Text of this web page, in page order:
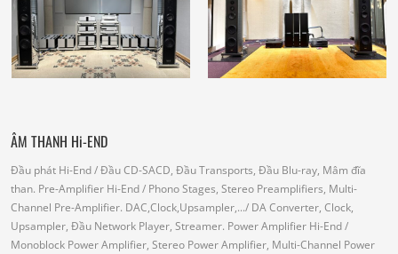
ÂM THANH Hi-END
Đầu phát Hi-End/ Đầu CD-SACD, Đầu Transports, Đầu Blu-ray, Mâm đĩa
than. Pre-Amplifier Hi-End/ Phono Stages, Stereo Preamplifiers, Multi-
Channel Pre-Amplifier. DAC,Clock,Upsampler,.../ DA Converter, Clock,
Upsampler, Đầu Network Player, Streamer. Power Amplifier Hi-End/
Monoblock Power Amplifier, Stereo Power Amplifier, Multi-Channel Power